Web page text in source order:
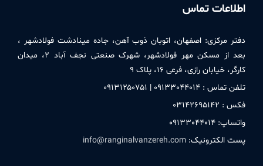
اطلاعات تماس
دفتر مركزی: اصفهان، اتوبان ذوب آهن، جاده مینادشت فولادشهر ،
بعد از مسکن مهر فولادشهر، شهرک صنعتی نجف آباد ۲، میدان
کارگر، خیابان رازی، فرعی ۱۶، پلاک ۹
تلفن تماس : ۰۹۱٣٣۰۴۴۰۱۴ | ۰۹۱٣۱۲۵۰٧۵۱
فکس : ۰٣۱۴۲۶۹۵۱۴۲
واتساپ: ۰۹۱٣٣۰۴۴۰۱۴
پست الکترونیک: info@ranginalvanzereh.com